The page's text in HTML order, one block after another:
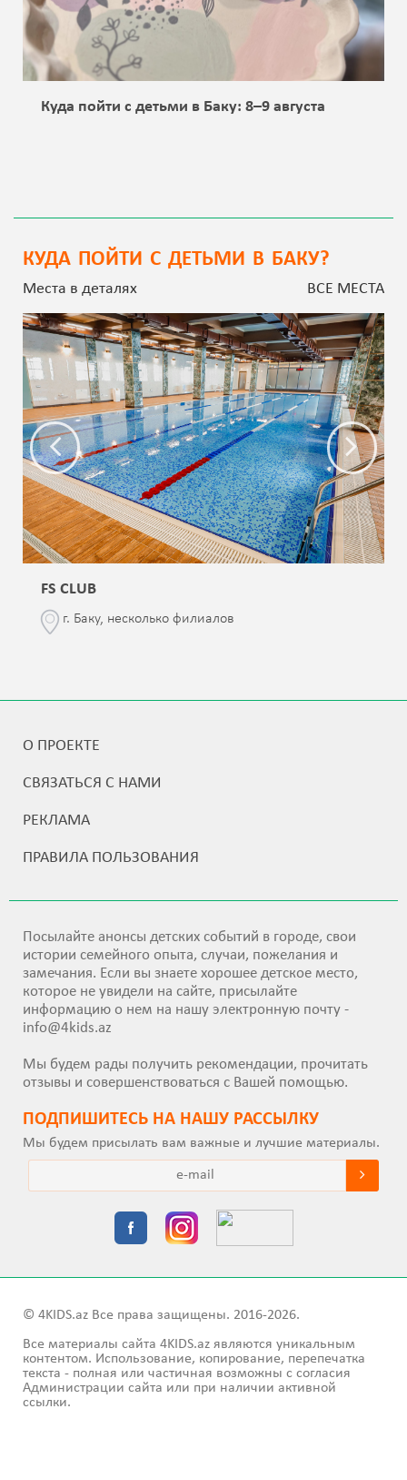
Куда пойти с детьми в Баку: 8–9 августа
КУДА ПОЙТИ С ДЕТЬМИ В БАКУ?
Места в деталях ВСЕ МЕСТА
FS CLUB
г. Баку, несколько филиалов
О ПРОЕКТЕ
СВЯЗАТЬСЯ С НАМИ
РЕКЛАМА
ПРАВИЛА ПОЛЬЗОВАНИЯ
Посылайте анонсы детских событий в городе, свои
истории семейного опыта, случаи, пожелания и
замечания. Если вы знаете хорошее детское место,
которое не увидели на сайте, присылайте
информацию о нем на нашу электронную почту -
info@4kids.az
Мы будем рады получить рекомендации, прочитать
отзывы и совершенствоваться с Вашей помощью.
ПОДПИШИТEСЬ НА НАШУ РАССЫЛКУ
Мы будем присылать вам важные и лучшие материалы.
© 4KIDS.az Все права защищены. 2016-2026.
Все материалы сайта 4KIDS.az являются уникальным
контентом. Использование, копирование, перепечатка
текста - полная или частичная возможны с согласия
Администрации сайта или при наличии активной
ссылки.